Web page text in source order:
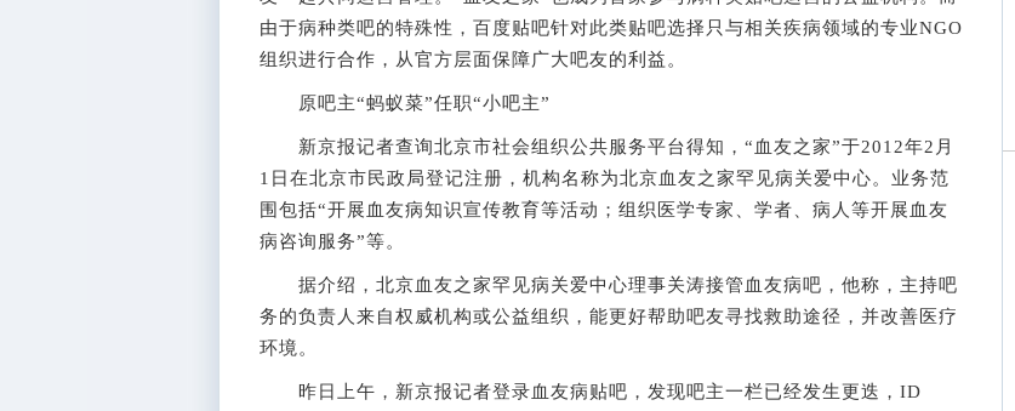
由于病种类吧的特殊性，百度贴吧针对此类贴吧选择只与相关疾病领域的专业NGO
组织进行合作，从官方层面保障广大吧友的利益。
原吧主“蚂蚁菜”任职“小吧主”
新京报记者查询北京市社会组织公共服务平台得知，“血友之家”于2012年2月
1日在北京市民政局登记注册，机构名称为北京血友之家罕见病关爱中心。业务范
围包括“开展血友病知识宣传教育等活动；组织医学专家、学者、病人等开展血友
病咨询服务”等。
据介绍，北京血友之家罕见病关爱中心理事关涛接管血友病吧，他称，主持吧
务的负责人来自权威机构或公益组织，能更好帮助吧友寻找救助途径，并改善医疗
环境。
昨日上午，新京报记者登录血友病贴吧，发现吧主一栏已经发生更迭，ID